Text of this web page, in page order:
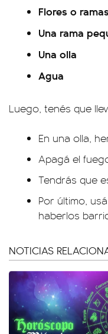
Flores o
Una rama
Una olla
Agua
Luego, tenés que
En una olla,
Apagá el
Tendrás que
Por último,
haberlos
NOTICIAS